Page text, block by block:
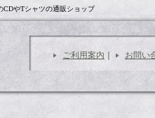
CDやTシャツの通販ショップ
ご利用案内 お問い